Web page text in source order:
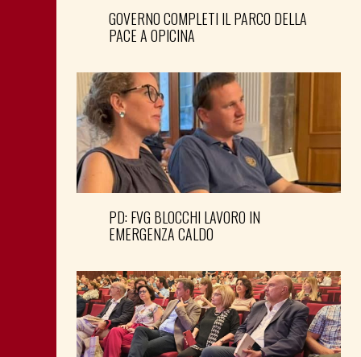
GOVERNO COMPLETI IL PARCO DELLA
PACE A OPICINA
PD: FVG BLOCCHI LAVORO IN
EMERGENZA CALDO